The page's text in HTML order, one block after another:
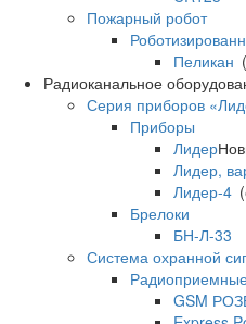
Пожарный робот
Пеликан
Радиоканальное
Серия приборов
Приборы
Лидер
Лидер,
Лидер-4
Брелоки
БН-Л-33
Система охранной
GSM